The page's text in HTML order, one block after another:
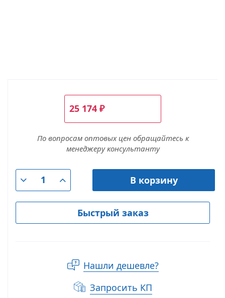
25 174 ₽
По вопросам оптовых цен обращайтесь к
менеджеру консультанту
В корзину
Быстрый заказ
Нашли дешевле?
Запросить КП